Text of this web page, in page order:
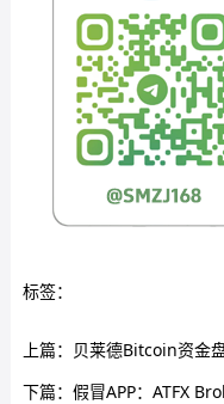
标签：
上篇： 贝莱德Bitcoin资金
下篇： 假冒APP：ATFX